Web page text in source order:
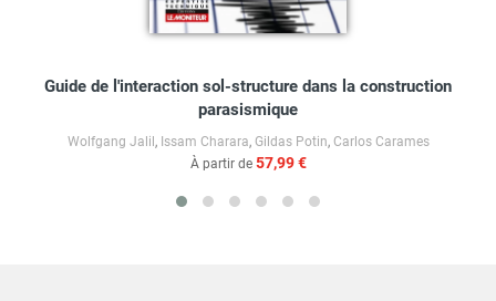
Guide de l'interaction sol-structure dans la construction
parasismique
Wolfgang Jalil , Issam Charara, Gildas Potin, Carlos Carames
À partir de 57,99 €